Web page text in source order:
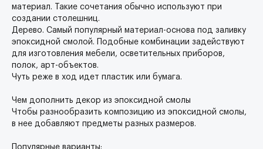
материал. Такие сочетания обычно используют при
создании столешниц.
Дерево. Самый популярный материал-основа под заливку
эпоксидной смолой. Подобные комбинации задействуют
для изготовления мебели, осветительных приборов,
полок, арт-объектов.
Чуть реже в ход идет пластик или бумага.
Чем дополнить декор из эпоксидной смолы
Чтобы разнообразить композицию из эпоксидной смолы,
в нее добавляют предметы разных размеров.
Популярные варианты: